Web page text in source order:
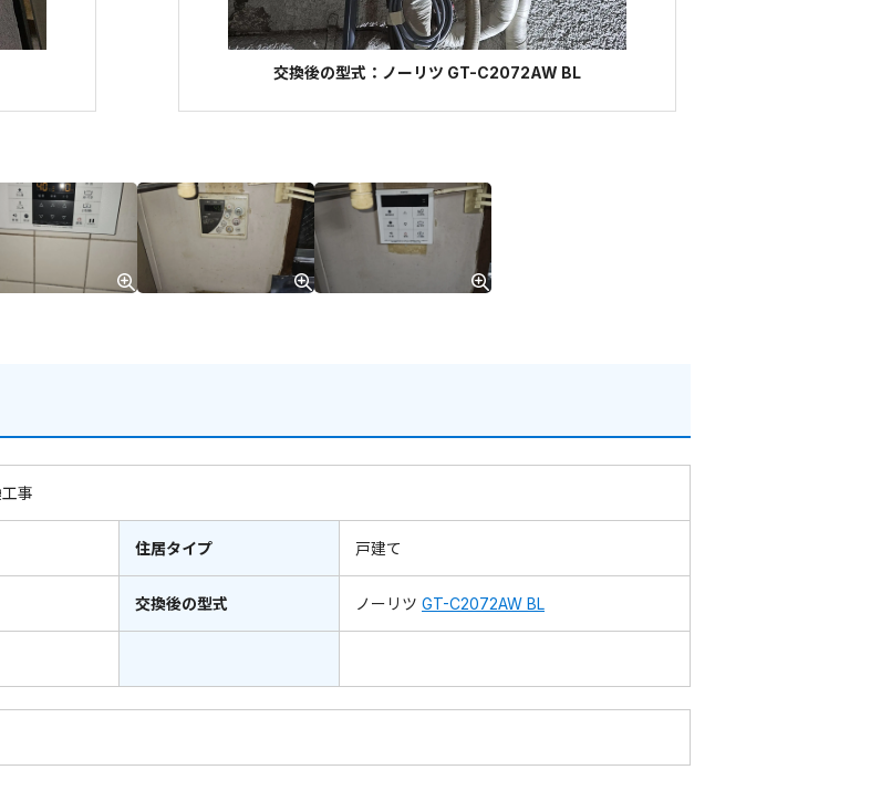
交換後の型式：ノーリツ GT-C2072AW BL
事
住居タイプ 戸建て
交換後の型式 ノーリツ GT-C2072AW BL